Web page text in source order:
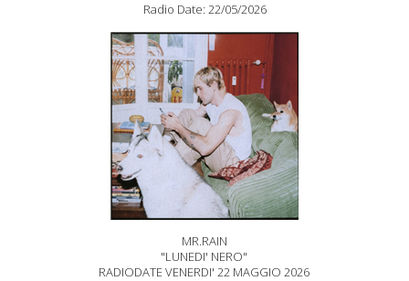
Radio Date: 22/05/2026
MR.RAIN
"LUNEDI' NERO"
RADIODATE VENERDI' 22 MAGGIO 2026